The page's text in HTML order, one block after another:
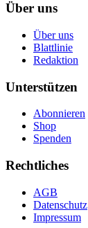
Über uns
Über uns
Blattlinie
Redaktion
Unterstützen
Abonnieren
Shop
Spenden
Rechtliches
AGB
Datenschutz
Impressum